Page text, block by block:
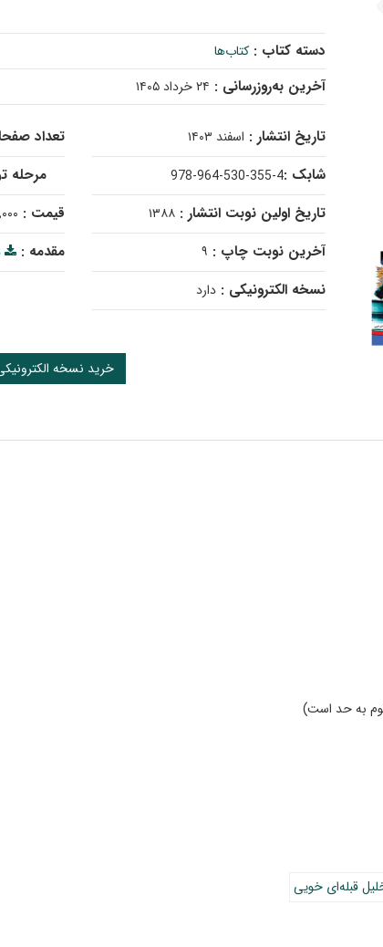
دسته کتاب :کتاب‌ها
آخرین به‌روزرسانی : ۲۴ خرداد ۱۴۰۵
تاریخ انتشار : اسفند ۱۴۰۳
شابک :978-964-530-355-4
تاریخ اولین نوبت انتشار :۱۳۸۸
آخرین نوبت چاپ : ۹
نسخه الکترونیکی :دارد
تعداد
مرحله
قیمت :
مقدمه :
خرید نسخه
به حد است)
قبله‌ای خویی